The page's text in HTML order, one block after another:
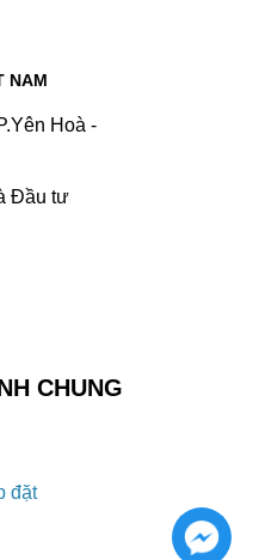
NAM
Hoà -
Đầu tư
CHUNG
đặt